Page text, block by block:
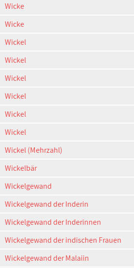
Wicke
Wicke
Wickel
Wickel
Wickel
Wickel
Wickel
Wickel
Wickel (Mehrzahl)
Wickelbär
Wickelgewand
Wickelgewand der Inderin
Wickelgewand der Inderinnen
Wickelgewand der indischen Frauen
Wickelgewand der Malaiin